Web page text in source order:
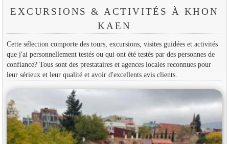
EXCURSIONS & ACTIVITÉS À KHON
KAEN
Cette sélection comporte des tours, excursions, visites guidées et activités
que j'ai personnellement testés ou qui ont été testés par des personnes de
confiance? Tous sont des prestataires et agences locales reconnues pour
leur sérieux et leur qualité et avoir d'excellents avis clients.